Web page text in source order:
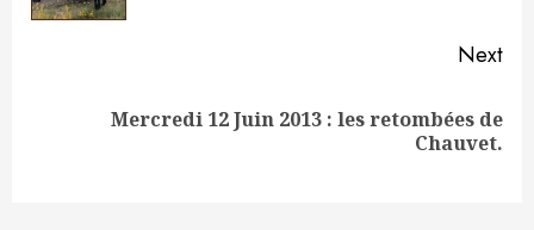
Next
Mercredi 12 Juin 2013 : les retombées de
Chauvet.